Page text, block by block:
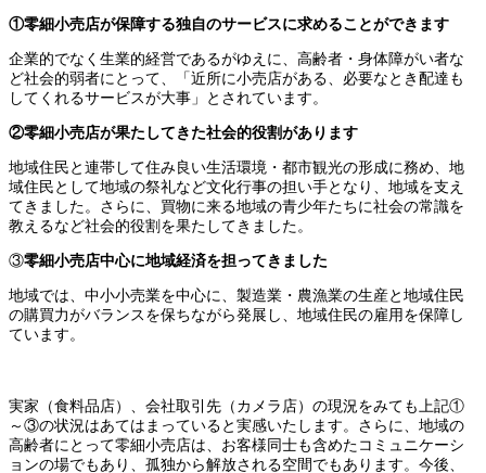
①零細小売店が保障する独自のサービスに求めることができます
企業的でなく生業的経営であるがゆえに、高齢者・身体障がい者な
ど社会的弱者にとって、「近所に小売店がある、必要なとき配達も
してくれるサービスが大事」とされています。
②零細小売店が果たしてきた社会的役割があります
地域住民と連帯して住み良い生活環境・都市観光の形成に務め、地
域住民として地域の祭礼など文化行事の担い手となり、地域を支え
てきました。さらに、買物に来る地域の青少年たちに社会の常識を
教えるなど社会的役割を果たしてきました。
③零細小売店中心に地域経済を担ってきました
地域では、中小小売業を中心に、製造業・農漁業の生産と地域住民
の購買力がバランスを保ちながら発展し、地域住民の雇用を保障し
ています。
実家（食料品店）、会社取引先（カメラ店）の現況をみても上記①
～③の状況はあてはまっていると実感いたします。さらに、地域の
高齢者にとって零細小売店は、お客様同士も含めたコミュニケーシ
ョンの場でもあり、孤独から解放される空間でもあります。今後、